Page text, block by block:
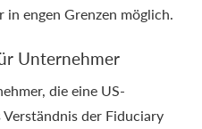
engen Grenzen möglich.
Unternehmer
die eine US-
der Fiduciary